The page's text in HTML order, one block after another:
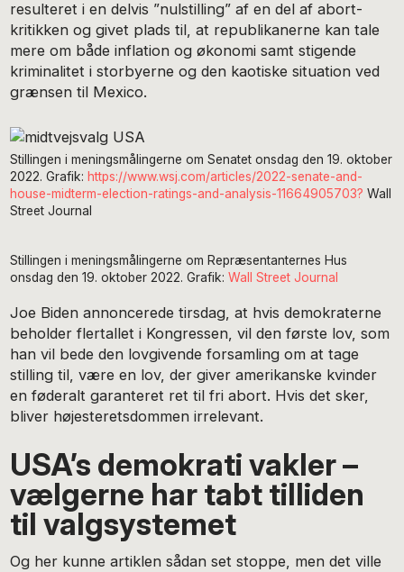
resulteret i en delvis ”nulstilling” af en del af abort-
kritikken og givet plads til, at republikanerne kan tale
mere om både inflation og økonomi samt stigende
kriminalitet i storbyerne og den kaotiske situation ved
grænsen til Mexico.
Stillingen i meningsmålingerne om Senatet onsdag den 19. oktober
2022. Grafik: https://www.wsj.com/articles/2022-senate-and-
house-midterm-election-ratings-and-analysis-11664905703? Wall
Street Journal
Stillingen i meningsmålingerne om Repræsentanternes Hus
onsdag den 19. oktober 2022. Grafik:Wall Street Journal
Joe Biden annoncerede tirsdag, at hvis demokraterne
beholder flertallet i Kongressen, vil den første lov, som
han vil bede den lovgivende forsamling om at tage
stilling til, være en lov, der giver amerikanske kvinder
en føderalt garanteret ret til fri abort. Hvis det sker,
bliver højesteretsdommen irrelevant.
USA’s demokrati vakler –
vælgerne har tabt tilliden
til valgsystemet
Og her kunne artiklen sådan set stoppe, men det ville